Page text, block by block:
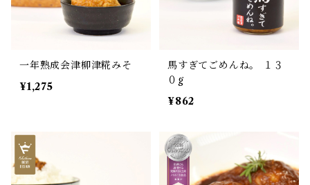
一年熟成会津柳津糀みそ
¥1,275
馬すぎてごめんね。 １３
０g
¥862